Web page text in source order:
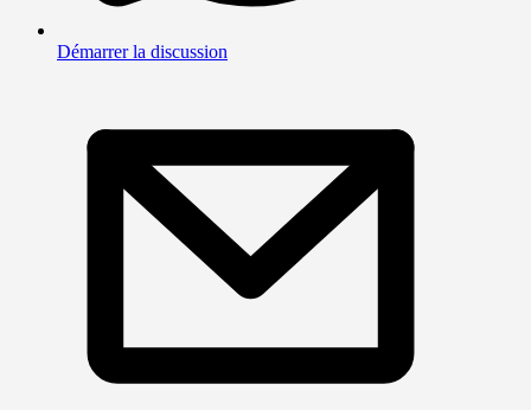
Démarrer la discussion